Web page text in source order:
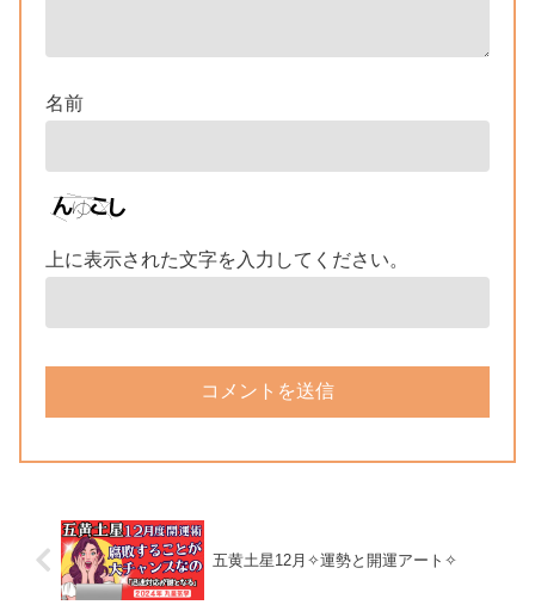
名前
上に表示された文字を入力してください。
五黄土星12月✧運勢と開運アート✧